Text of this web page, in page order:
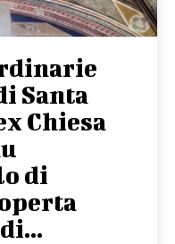
Santa
Chiesa
di